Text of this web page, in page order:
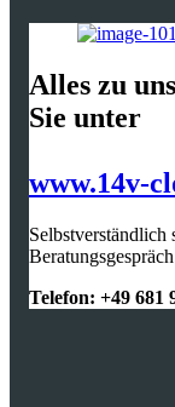
Alles zu
Sie unter
www.14v-
Telefon: +49 681